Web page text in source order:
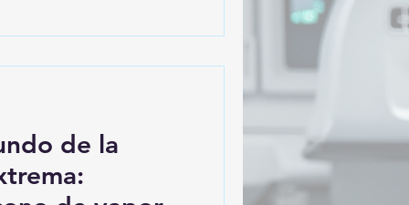
más adelante, pantallas.
de la